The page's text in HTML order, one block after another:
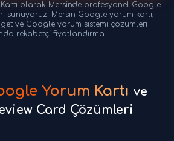
olarak Mersin'de profesyonel Google
sunuyoruz. Mersin Google yorum kartı,
ve Google yorum sistemi çözümleri
rekabetçi fiyatlandırma.
Yorum Kartı ve
Card Çözümleri